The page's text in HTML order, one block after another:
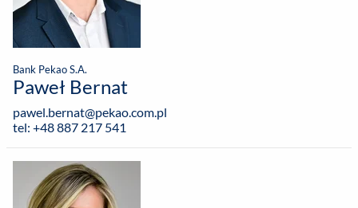
Bank Pekao S.A.
Paweł Bernat
pawel.bernat@pekao.com.pl
tel: +48 887 217 541